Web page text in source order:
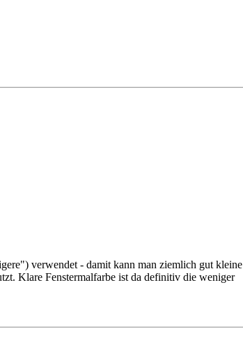
verwendet - damit kann man ziemlich gut kleine
Klare Fenstermalfarbe ist da definitiv die weniger